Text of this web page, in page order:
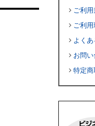
ご利
ご利
よく
お問
特定